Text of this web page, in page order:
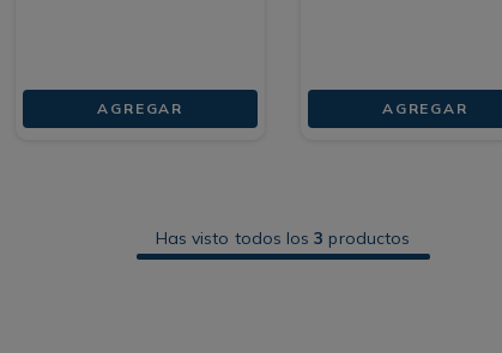
AGREGAR AGREGAR
Has visto todos los3 productos